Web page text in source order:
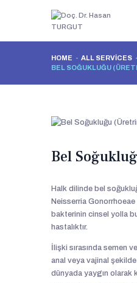
HOME ALL SERVICES
BEL SOĞUKLUĞU
MEDYA
Bel
Halk dilinde bel
Neisserria
bakterinin cinsel yolla
hastalıktır.
İlişki sırasında semen
anal veya vajinal şekilde
dünyada yaygın olarak